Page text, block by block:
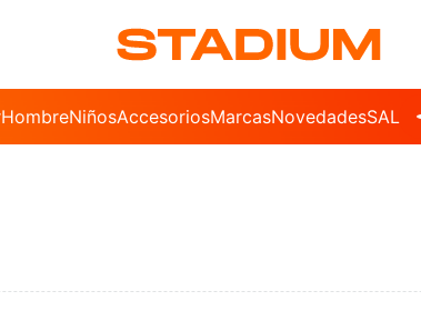
HombreNiñosAccesoriosMarcasNovedadesSALE